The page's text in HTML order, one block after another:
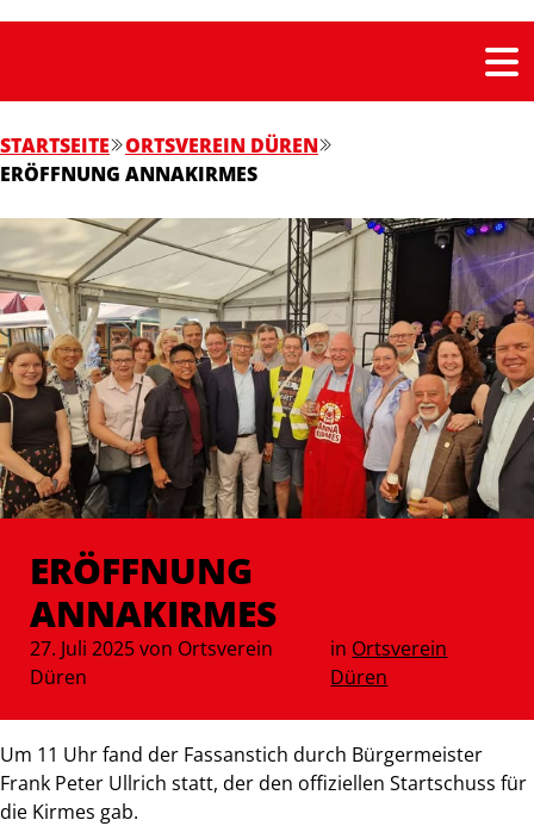
STARTSEITE
ORTSVEREIN DÜREN
ERÖFFNUNG ANNAKIRMES
ERÖFFNUNG
ANNAKIRMES
27. Juli 2025 von Ortsverein
Düren
in Ortsverein
Düren
Um 11 Uhr fand der Fassanstich durch Bürgermeister
Frank Peter Ullrich statt, der den offiziellen Startschuss für
die Kirmes gab.